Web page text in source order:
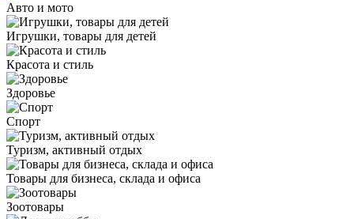
Авто и мото
Игрушки, товары для детей
Красота и стиль
Здоровье
Спорт
Туризм, активный отдых
Товары для бизнеса, склада и офиса
Зоотовары